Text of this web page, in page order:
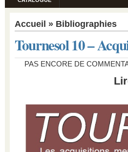
Accueil » Bibliographies
Tournesol 10 –
PAS ENCORE DE